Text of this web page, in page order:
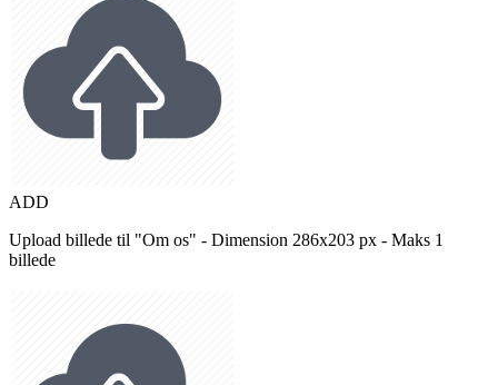
ADD
Upload billede til "Om os" - Dimension 286x203 px - Maks 1
billede